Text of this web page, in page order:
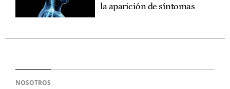
la aparición de síntomas
NOSOTROS